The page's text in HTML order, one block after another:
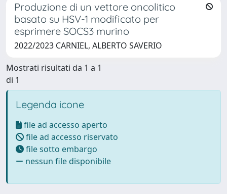
Produzione di un vettore oncolitico
basato su HSV-1 modificato per
esprimere SOCS3 murino
2022/2023 CARNIEL, ALBERTO SAVERIO
Mostrati risultati da 1 a 1
di 1
Legenda icone
file ad accesso aperto
file ad accesso riservato
file sotto embargo
nessun file disponibile